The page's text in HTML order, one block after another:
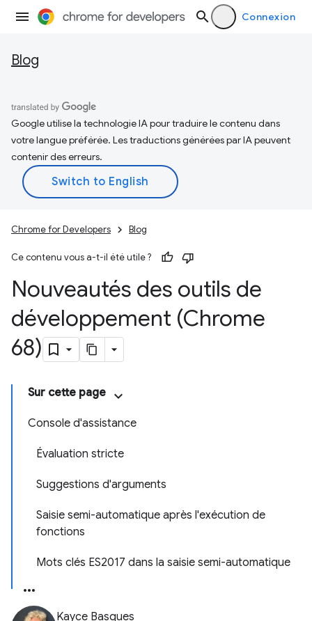
Connexion
Blog
Google utilise la technologie IA pour traduire le contenu dans
votre langue préférée. Les traductions générées par IA peuvent
contenir des erreurs.
Chrome for Developers Blog
Ce contenu vous a-t-il été utile ?
Nouveautés des outils de
développement (Chrome
68)
Sur cette page
Console d'assistance
Évaluation stricte
Suggestions d'arguments
Saisie semi-automatique après l'exécution de
fonctions
Mots clés ES2017 dans la saisie semi-automatique
Kayce Basques